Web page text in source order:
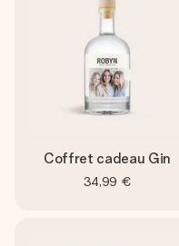
Coffret cadeau Gin
34,99 €